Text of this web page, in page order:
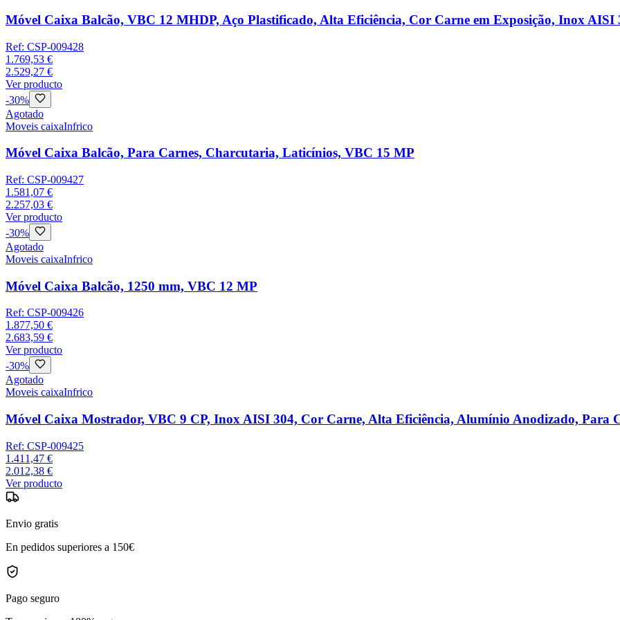
Móvel Caixa Balcão, VBC 12 MHDP, Aço Plastificado, Alta Eficiência, Cor Carne em Exposição, Inox AISI
Ref: CSP-009428
1.769,53 €
2.529,27 €
Ver producto
-30%
Agotado
Moveis caixaInfrico
Móvel Caixa Balcão, Para Carnes, Charcutaria, Laticínios, VBC 15 MP
Ref: CSP-009427
1.581,07 €
2.257,03 €
Ver producto
-30%
Agotado
Moveis caixaInfrico
Móvel Caixa Balcão, 1250 mm, VBC 12 MP
Ref: CSP-009426
1.877,50 €
2.683,59 €
Ver producto
-30%
Agotado
Moveis caixaInfrico
Móvel Caixa Mostrador, VBC 9 CP, Inox AISI 304, Cor Carne, Alta Eficiência, Alumínio Anodizado, Para
Ref: CSP-009425
1.411,47 €
2.012,38 €
Ver producto
Envio gratis
En pedidos superiores a 150€
Pago seguro